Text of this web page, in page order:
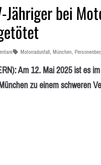
Jähriger bei
Motorradunfall, München,
Am 12. Mai 2025 ist es
zu einem schweren